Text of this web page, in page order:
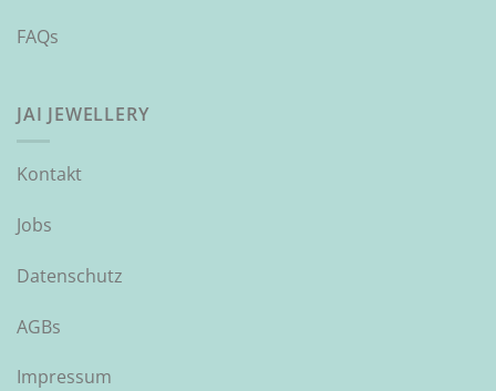
FAQs
JAI JEWELLERY
Kontakt
Jobs
Datenschutz
AGBs
Impressum